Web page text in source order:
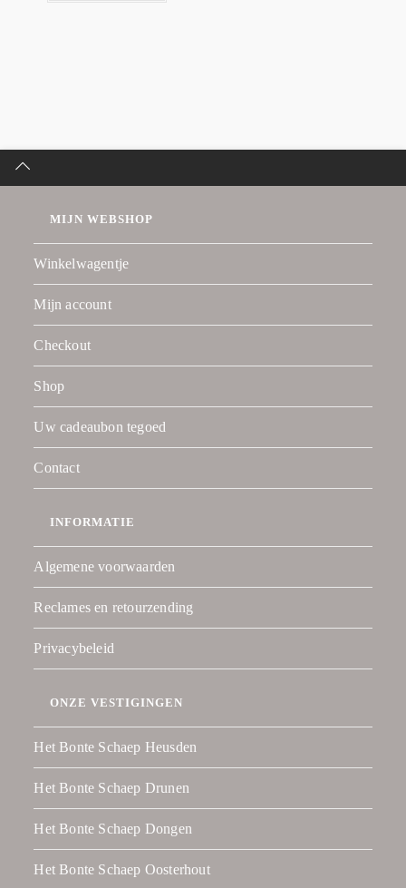
MIJN WEBSHOP
Winkelwagentje
Mijn account
Checkout
Shop
Uw cadeaubon tegoed
Contact
INFORMATIE
Algemene voorwaarden
Reclames en retourzending
Privacybeleid
ONZE VESTIGINGEN
Het Bonte Schaep Heusden
Het Bonte Schaep Drunen
Het Bonte Schaep Dongen
Het Bonte Schaep Oosterhout